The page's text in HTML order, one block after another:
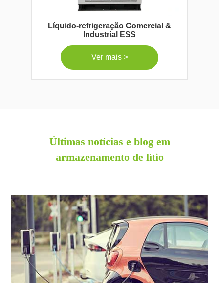
Líquido-refrigeração Comercial &
Industrial ESS
Ver mais >
Últimas notícias e blog em
armazenamento de lítio